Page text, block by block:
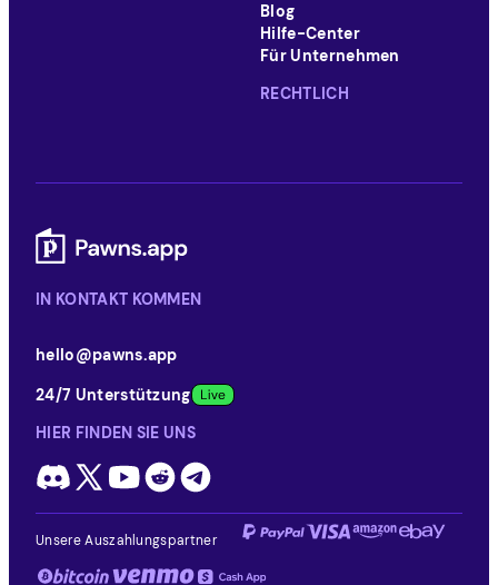
IN KONTAKT KOMMEN
hello@pawns.app
24/7 Unterstützung
HIER FINDEN SIE UNS
Blog
Hilfe-Center
Für Unternehmen
RECHTLICH
Unsere Auszahlungspartner